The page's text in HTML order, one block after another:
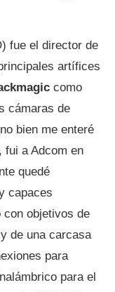
fue el director de
artífices
como
cámaras de
bien me enteré
fui a Adcom en
quedé
capaces
con objetivos de
y de una carcasa
para
para el